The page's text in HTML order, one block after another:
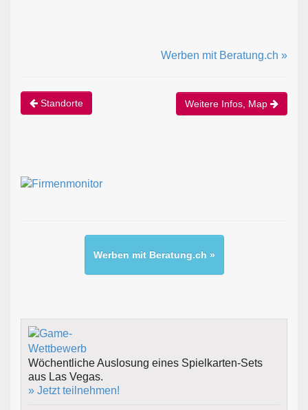
Werben mit Beratung.ch »
Standorte Weitere Infos, Map
Werben mit Beratung.ch »
Wöchentliche Auslosung eines Spielkarten-Sets
aus Las Vegas.
» Jetzt teilnehmen!